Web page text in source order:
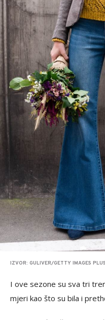
IZVOR: GULIVER/GETTY IMAGES
I ove sezone su sva tri
mjeri kao što su bila i